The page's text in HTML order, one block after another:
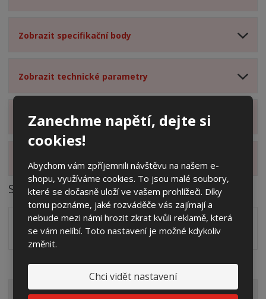
Zanechme napětí, dejte si
cookies!
Abychom vám zpříjemnili návštěvu na našem e-
shopu, využíváme cookies. To jsou malé soubory,
které se dočasně uloží ve vašem prohlížeči. Díky
tomu poznáme, jaké rozváděče vás zajímají a
nebude mezi námi hrozit zkrat kvůli reklamě, která
se vám nelíbí. Toto nastavení je možné kdykoliv
změnit.
Chci vidět nastavení
Zobrazit specifikační body
Zobrazit technické parametry
Zobrazit hodnocení produktu
Zobrazit alternativní produkty
Soubory ke stažení
Zakótovaný nákres skříně systému 3D včetně rozložení
zálisků ve formátu PDFpdf (60.24 Kb)
VŠECHNY KATEGORIE